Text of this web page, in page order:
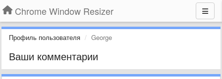
Chrome Window Resizer
Профиль пользователя George
Ваши комментарии